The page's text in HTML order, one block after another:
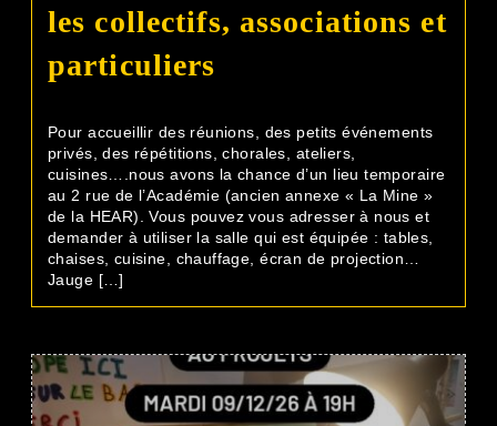
les collectifs, associations et
particuliers
Pour accueillir des réunions, des petits événements
privés, des répétitions, chorales, ateliers,
cuisines….nous avons la chance d’un lieu temporaire
au 2 rue de l’Académie (ancien annexe « La Mine »
de la HEAR). Vous pouvez vous adresser à nous et
demander à utiliser la salle qui est équipée : tables,
chaises, cuisine, chauffage, écran de projection…
Jauge […]